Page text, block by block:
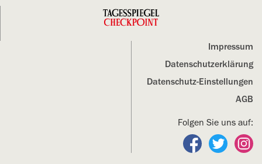
Impressum
Datenschutz­erklärung
Datenschutz-Einstellungen
AGB
Folgen Sie uns auf:
Folgen Sie